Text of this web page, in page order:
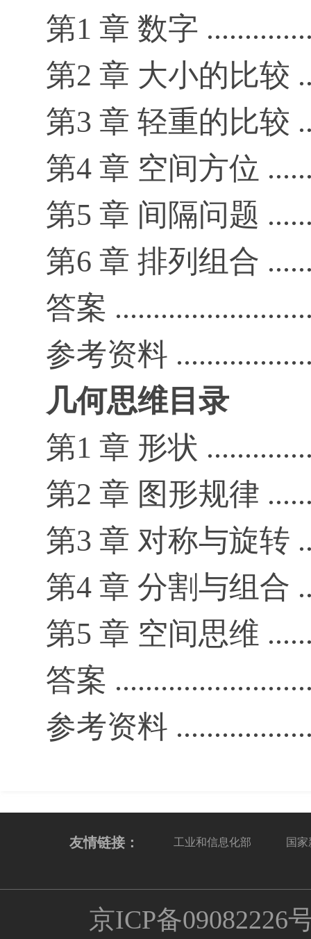
第1 章 数字
第2 章 大小的比较
第3 章 轻重的比较
第4 章 空间方位
第5 章 间隔问题
第6 章 排列组合
答案
参考资料
几何思维目录
第1 章 形状
第2 章 图形规律
第3 章 对称与旋转
第4 章 分割与组合
第5 章 空间思维
答案
参考资料
友情链接： 工业和信息化部 国
京ICP备09082226